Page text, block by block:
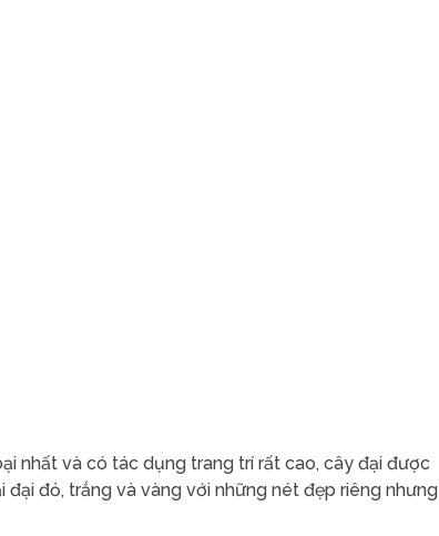
nhất và có tác dụng trang trí rất cao, cây đại được
đỏ, trắng và vàng với những nét đẹp riêng nhưng